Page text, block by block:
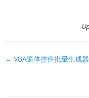
文
← VBA窗体控件批量生成